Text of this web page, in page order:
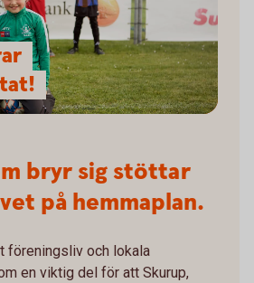
bryr sig stöttar
på hemmaplan.
föreningsliv och lokala
en viktig del för att Skurup,